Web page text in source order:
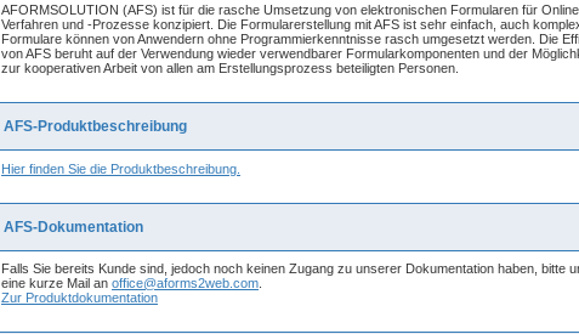
AFORMSOLUTION (AFS) ist für die rasche Umsetzung von elektronischen Formularen für
Verfahren und -Prozesse konzipiert. Die Formularerstellung mit AFS ist sehr einfach, auch
Formulare können von Anwendern ohne Programmierkenntnisse rasch umgesetzt werden. Die
von AFS beruht auf der Verwendung wieder verwendbarer Formularkomponenten und der
zur kooperativen Arbeit von allen am Erstellungsprozess beteiligten Personen.
AFS-Produktbeschreibung
Hier finden Sie die Produktbeschreibung.
AFS-Dokumentation
Falls Sie bereits Kunde sind, jedoch noch keinen Zugang zu unserer Dokumentation haben, bitte
eine kurze Mail an office@aforms2web.com
Zur Produktdokumentation